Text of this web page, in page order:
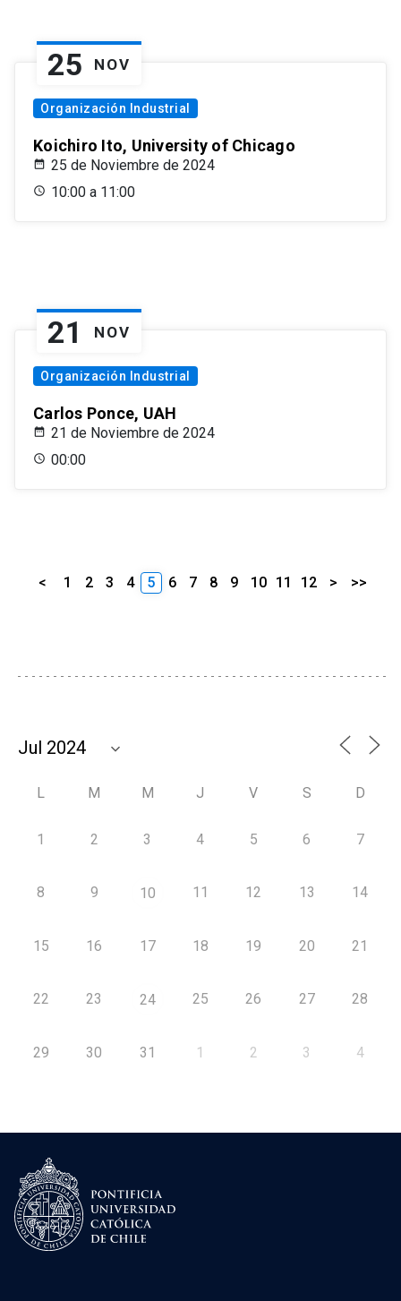
25 NOV
Organización Industrial
Koichiro Ito, University of Chicago
25 de Noviembre de 2024
10:00 a 11:00
21 NOV
Organización Industrial
Carlos Ponce, UAH
21 de Noviembre de 2024
00:00
< 1 2 3 4 5 6 7 8 9 10 11 12 > >>
L M M J V S D
1 2 3 4 5 6 7
8 9 10 11 12 13 14
15 16 17 18 19 20 21
22 23 24 25 26 27 28
29 30 31 1 2 3 4